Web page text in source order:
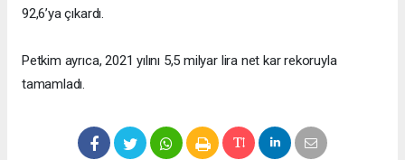
92,6’ya çıkardı.
Petkim ayrıca, 2021 yılını 5,5 milyar lira net kar rekoruyla
tamamladı.